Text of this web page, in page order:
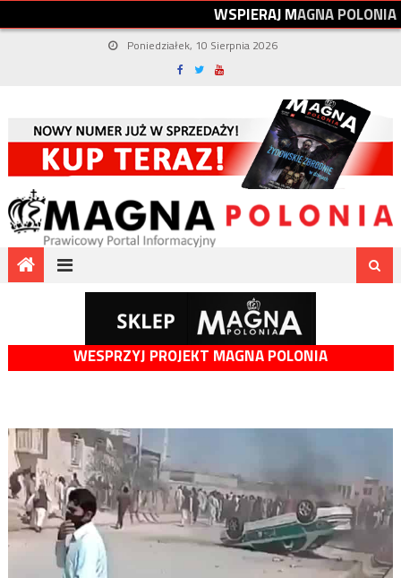
WSPIERAJMAGNAPOLONIA
Poniedziałek, 10 Sierpnia 2026
WESPRZYJ PROJEKT MAGNA POLONIA